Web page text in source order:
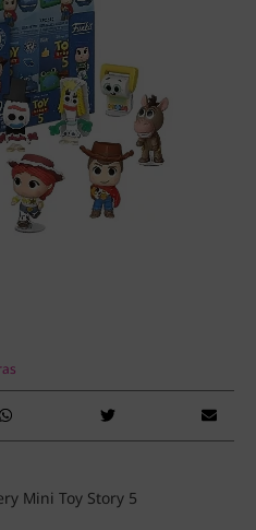
Mini Toy Story 5